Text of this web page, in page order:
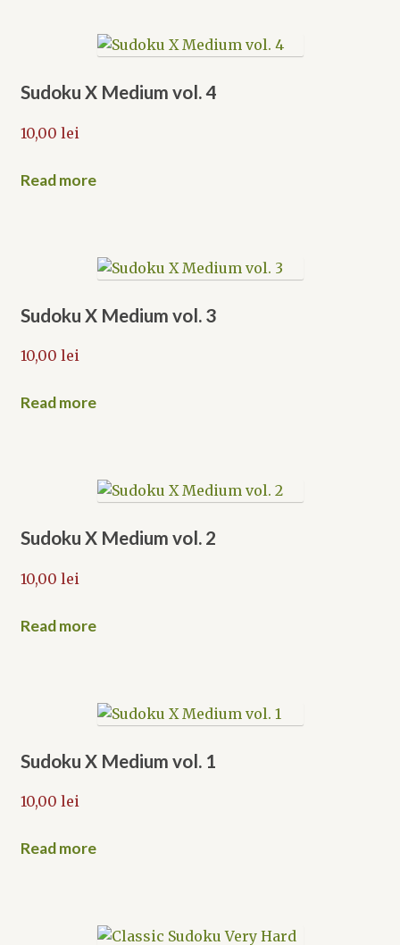
Sudoku X Medium vol. 4
10,00 lei
Read more
Sudoku X Medium vol. 3
10,00 lei
Read more
Sudoku X Medium vol. 2
10,00 lei
Read more
Sudoku X Medium vol. 1
10,00 lei
Read more